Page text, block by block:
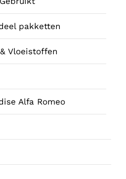
pakketten
Vloeistoffen
Alfa Romeo